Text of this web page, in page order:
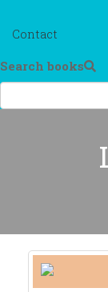
Contact
Search books